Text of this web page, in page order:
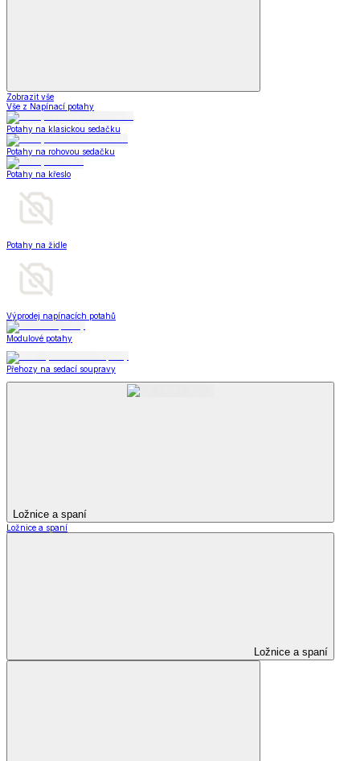
Zobrazit vše
Vše z Napínací potahy
Potahy na klasickou sedačku
Potahy na rohovou sedačku
Potahy na křeslo
Potahy na židle
Výprodej napínacích potahů
Modulové potahy
Přehozy na sedací soupravy
Ložnice a spaní
Ložnice a spaní
Ložnice a spaní